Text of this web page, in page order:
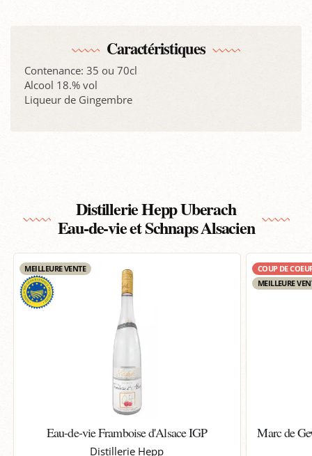
Caractéristiques
Contenance: 35 ou 70cl
Alcool 18.% vol
Liqueur de Gingembre
Distillerie Hepp Uberach
Eau-de-vie et Schnaps Alsacien
MEILLEURE VENTE
Eau-de-vie Framboise d'Alsace IGP
Distillerie Hepp
COUP DE
MEILLEURE
Marc de